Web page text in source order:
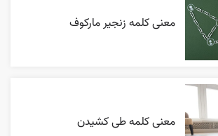
معنی کلمه زنجیر مارکوف
معنی کلمه طی کشیدن